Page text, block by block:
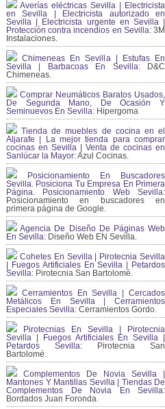
Averías eléctricas Sevilla | Electricista
en Sevilla | Electricista autorizado en
Sevilla | Electricista urgente en Sevilla |
Protección contra incendios en Sevilla:3M
Instalaciones.
Chimeneas En Sevilla | Estufas En
Sevilla | Barbacoas En Sevilla:D&C
Chimeneas.
Comprar Neumáticos Baratos Usados,
De Segunda Mano, De Ocasión Y
Seminuevos En Sevilla: Hipergoma
Tienda de muebles de cocina en el
Aljarafe | La mejor tienda para comprar
cocinas en Sevilla | Venta de cocinas en
Sanlúcar la Mayor:Azul Cocinas.
Posicionamiento En Buscadores
Sevilla. Posiciona Tu Empresa En Primera
Página. Posicionamiento Web Sevilla:
Posicionamiento en buscadores en
primera página de Google.
Agencia De Diseño De Páginas Web
En Sevilla: Diseño Web EN Sevilla.
Cohetes En Sevilla | Pirotecnia Sevilla
| Fuegos Artificiales En Sevilla | Petardos
Sevilla: Pirotecnia San Bartolomé.
Cerramientos En Sevilla | Cercados
Metálicos En Sevilla | Cerramientos
Especiales Sevilla: Cerramientos Gordo.
Pirotecnias En Sevilla | Pirotecnia
Sevilla | Fuegos Artificiales En Sevilla |
Petardos Sevilla: Pirotecnia San
Bartolomé.
Complementos De Novia Sevilla |
Mantones Y Mantillas Sevilla | Tiendas De
Complementos De Novia En Sevilla:
Bordados Juan Foronda.